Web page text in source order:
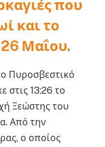
που
και το
26 Μαΐου.
Πυροσβεστικό
13:26 το
Ξεώστης του
Από την
ο οποίος